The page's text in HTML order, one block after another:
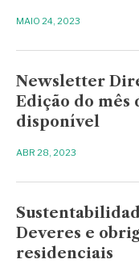
MAIO 24, 2023
Newsletter
Edição do mês
disponível
ABR 28, 2023
Deveres e
residenciais